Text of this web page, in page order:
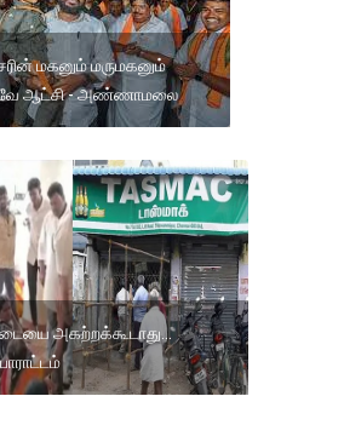
மகனும் மருமகனும்
ஆட்சி - அண்ணாமலை
அகற்றக்கூடாது...